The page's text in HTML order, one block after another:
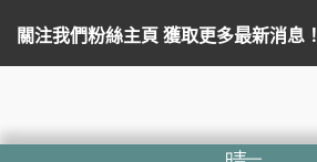
關注我們粉絲主頁 獲取更多最新消息！